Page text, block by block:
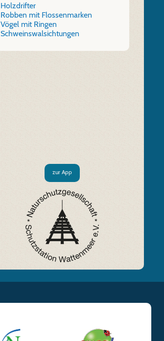
Holzdrifter
Robben mit Flossenmarken
Vögel mit Ringen
Schweinswalsichtungen
zur App